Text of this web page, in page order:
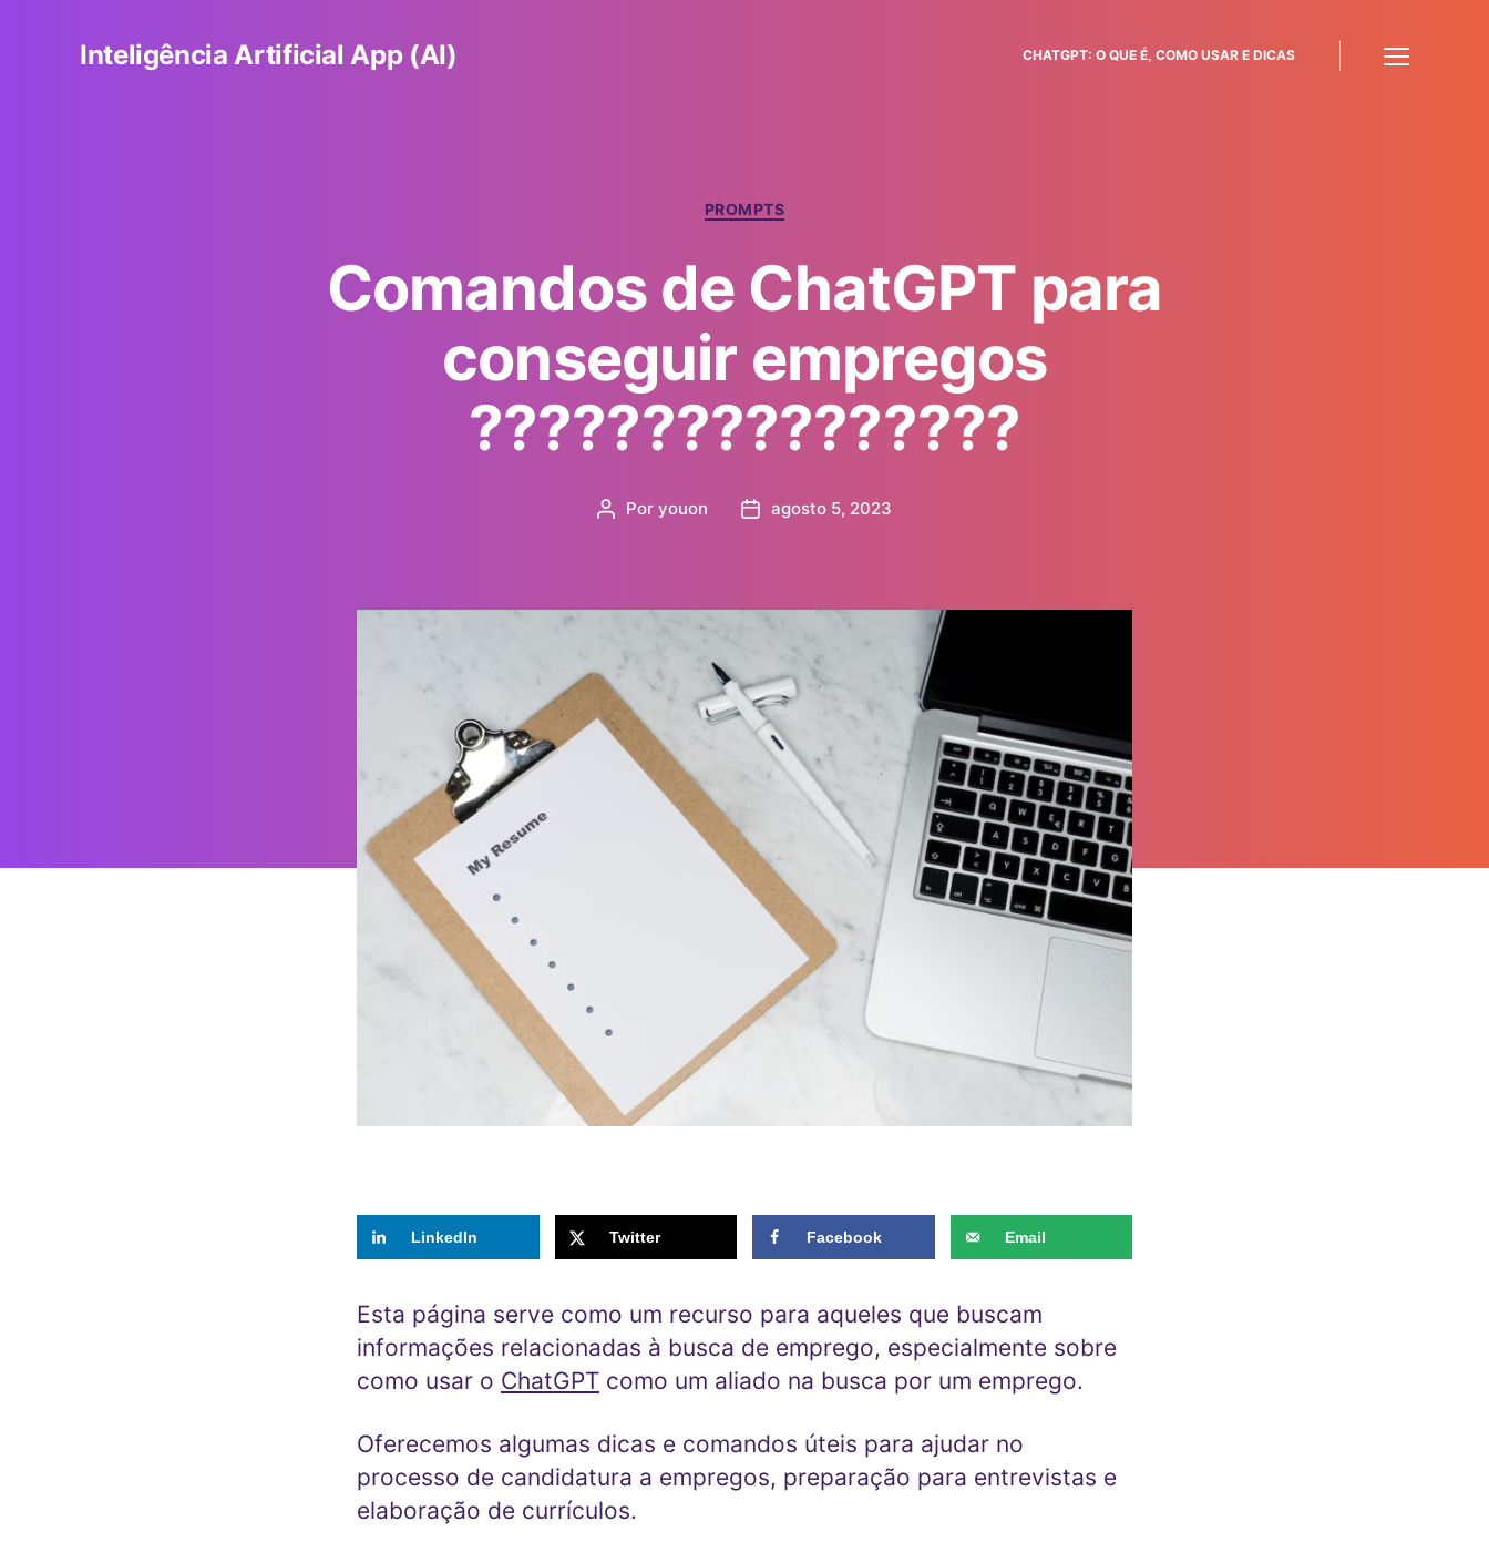
Inteligência Artificial App (AI)
CHATGPT: O QUE É, COMO USAR E DICAS
Categorias
PROMPTS
Comandos de ChatGPT para
conseguir empregos
????‍????????‍????
Autor
Por youon
Dataagosto 5, 2023
LinkedIn Twitter Facebook Email
Esta página serve como um recurso para aqueles que buscam
informações relacionadas à busca de emprego, especialmente sobre
como usar o ChatGPT como um aliado na busca por um emprego.
Oferecemos algumas dicas e comandos úteis para ajudar no
processo de candidatura a empregos, preparação para entrevistas e
elaboração de currículos.